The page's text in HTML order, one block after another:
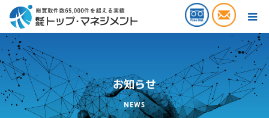
お知らせ
NEWS